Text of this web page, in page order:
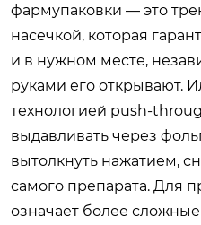
фармупаковки — это
насечкой, которая
и в нужном месте,
руками его открывают.
технологией push-
выдавливать через
вытолкнуть нажатием,
самого препарата. Для
означает более